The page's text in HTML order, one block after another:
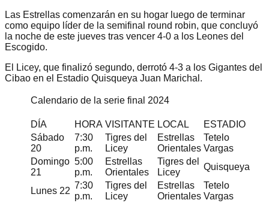
Las Estrellas comenzarán en su hogar luego de terminar
como equipo líder de la semifinal round robin, que concluyó
la noche de este jueves tras vencer 4-0 a los Leones del
Escogido.
El Licey, que finalizó segundo, derrotó 4-3 a los Gigantes del
Cibao en el Estadio Quisqueya Juan Marichal.
Calendario de la serie final 2024
DÍA HORA VISITANTE LOCAL
ESTADIO
Sábado
20
7:30
p.m.
Tigres del
Licey
Estrellas
Orientales
Tetelo
Vargas
Domingo
21
5:00
p.m.
Estrellas
Orientales
Tigres del
Licey
Quisqueya
Lunes 22
7:30
p.m.
Tigres del
Licey
Estrellas
Orientales
Tetelo
Vargas